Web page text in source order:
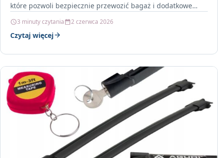
które pozwoli bezpiecznie przewozić bagaż i dodatkowe
3 minuty czytania 2 czerwca 2026
Czytaj więcej